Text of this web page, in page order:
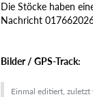
Die Stöcke haben
Nachricht
Bilder / GPS-Track:
Einmal editiert, zuletzt